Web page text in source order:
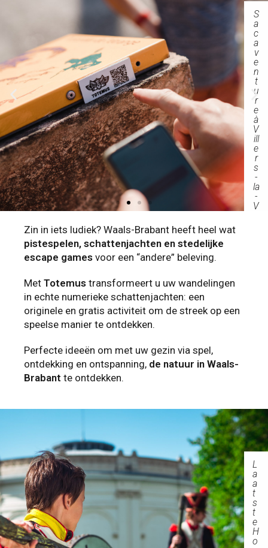
Zin in iets ludiek? Waals-Brabant heeft heel wat
pistespelen, schattenjachten en stedelijke
escape games voor een “andere” beleving.
Met Totemus transformeert u uw wandelingen
in echte numerieke schattenjachten: een
originele en gratis activiteit om de streek op een
speelse manier te ontdekken.
Perfecte ideeën om met uw gezin via spel,
ontdekking en ontspanning, de natuur in Waals-
Brabant te ontdekken.
S
a
c
a
v
e
n
t
u
r
e
à
V
ill
e
r
s
-
la
-
V
L
a
a
t
s
t
e
H
o